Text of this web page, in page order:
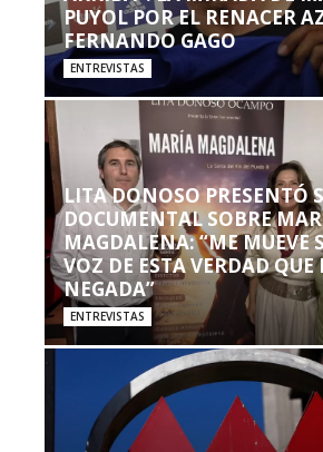
PUYOL POR EL RENACER
FERNANDO GAGO
ENTREVISTAS
LITA DONOSO PRESENTÓ
DOCUMENTAL SOBRE
MAGDALENA: “ME MUEVE
VOZ DE ESTA VERDAD
NEGADA”
ENTREVISTAS